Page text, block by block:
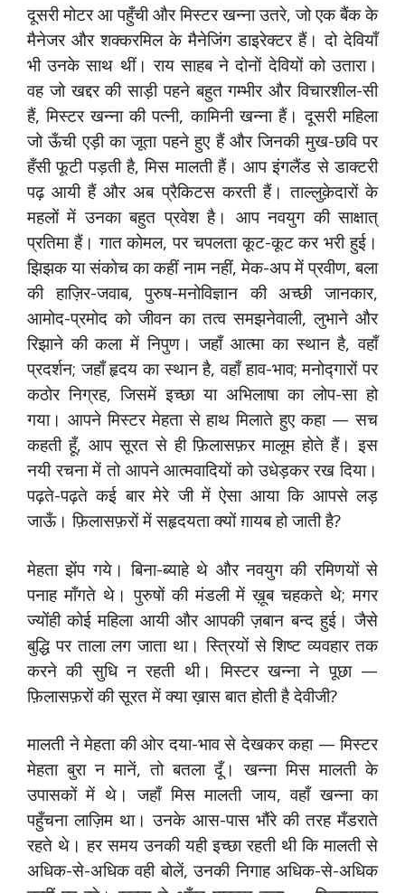
दूसरी मोटर आ पहुँची और मिस्टर खन्ना उतरे, जो एक बैंक के
मैनेजर और शक्करमिल के मैनेजिंग डाइरेक्टर हैं। दो देवियाँ
भी उनके साथ थीं। राय साहब ने दोनों देवियों को उतारा।
वह जो खद्दर की साड़ी पहने बहुत गम्भीर और विचारशील-सी
हैं, मिस्टर खन्ना की पत्नी, कामिनी खन्ना हैं। दूसरी महिला
जो ऊँची एड़ी का जूता पहने हुए हैं और जिनकी मुख-छवि पर
हँसी फूटी पड़ती है, मिस मालती हैं। आप इंगलैंड से डाक्टरी
पढ़ आयी हैं और अब प्रैकिटस करती हैं। ताल्लुक़ेदारों के
महलों में उनका बहुत प्रवेश है। आप नवयुग की साक्षात्
प्रतिमा हैं। गात कोमल, पर चपलता कूट-कूट कर भरी हुई।
झिझक या संकोच का कहीं नाम नहीं, मेक-अप में प्रवीण, बला
की हाज़िर-जवाब, पुरुष-मनोविज्ञान की अच्छी जानकार,
आमोद-प्रमोद को जीवन का तत्व समझनेवाली, लुभाने और
रिझाने की कला में निपुण। जहाँ आत्मा का स्थान है, वहाँ
प्रदर्शन; जहाँ हृदय का स्थान है, वहाँ हाव-भाव; मनोद्गारों पर
कठोर निग्रह, जिसमें इच्छा या अभिलाषा का लोप-सा हो
गया। आपने मिस्टर मेहता से हाथ मिलाते हुए कहा — सच
कहती हूँ, आप सूरत से ही फ़िलासफ़र मालूम होते हैं। इस
नयी रचना में तो आपने आत्मवादियों को उधेड़कर रख दिया।
पढ़ते-पढ़ते कई बार मेरे जी में ऐसा आया कि आपसे लड़
जाऊँ। फ़िलासफ़रों में सहृदयता क्यों ग़ायब हो जाती है?
मेहता झेंप गये। बिना-ब्याहे थे और नवयुग की रमिणयों से
पनाह माँगते थे। पुरुषों की मंडली में ख़ूब चहकते थे; मगर
ज्योंही कोई महिला आयी और आपकी ज़बान बन्द हुई। जैसे
बुद्धि पर ताला लग जाता था। स्त्रियों से शिष्ट व्यवहार तक
करने की सुधि न रहती थी। मिस्टर खन्ना ने पूछा —
फ़िलासफ़रों की सूरत में क्या ख़ास बात होती है देवीजी?
मालती ने मेहता की ओर दया-भाव से देखकर कहा — मिस्टर
मेहता बुरा न मानें, तो बतला दूँ। खन्ना मिस मालती के
उपासकों में थे। जहाँ मिस मालती जाय, वहाँ खन्ना का
पहुँचना लाज़िम था। उनके आस-पास भौंरे की तरह मँडराते
रहते थे। हर समय उनकी यही इच्छा रहती थी कि मालती से
अधिक-से-अधिक वही बोलें, उनकी निगाह अधिक-से-अधिक